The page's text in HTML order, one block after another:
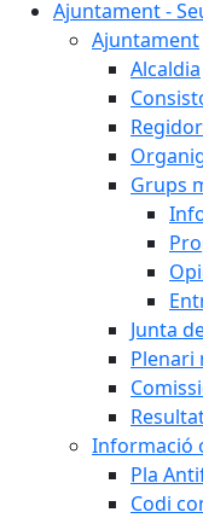
Ajuntament -
Ajuntament
Alcaldia
Grups
Junta
Plenari
Informació
Pla
Codi